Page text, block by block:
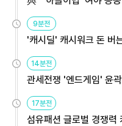
9분전
'캐시딜' 캐시워크 돈 버
14분전
관세전쟁 '엔드게임' 윤
17분전
섬유패션 글로벌 경쟁